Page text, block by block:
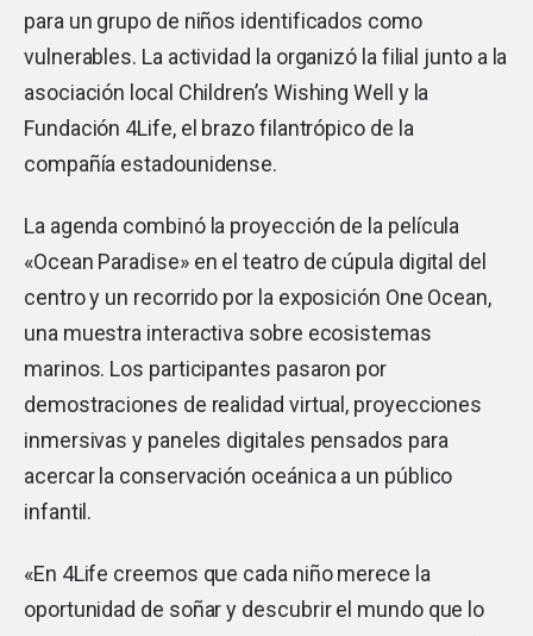
para un grupo de niños identificados como
vulnerables. La actividad la organizó la filial junto a la
asociación local Children’s Wishing Well y la
Fundación 4Life, el brazo filantrópico de la
compañía estadounidense.
La agenda combinó la proyección de la película
«Ocean Paradise» en el teatro de cúpula digital del
centro y un recorrido por la exposición One Ocean,
una muestra interactiva sobre ecosistemas
marinos. Los participantes pasaron por
demostraciones de realidad virtual, proyecciones
inmersivas y paneles digitales pensados para
acercar la conservación oceánica a un público
infantil.
«En 4Life creemos que cada niño merece la
oportunidad de soñar y descubrir el mundo que lo